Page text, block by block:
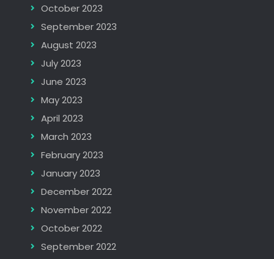
October 2023
September 2023
August 2023
July 2023
June 2023
May 2023
April 2023
March 2023
February 2023
January 2023
December 2022
November 2022
October 2022
September 2022